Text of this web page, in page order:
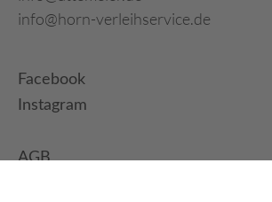
info@horn-verleihservice.de
Facebook
Instagram
AGB